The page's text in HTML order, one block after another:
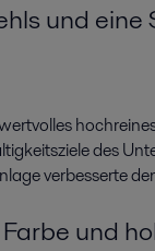
und eine
des
verbesserte
und